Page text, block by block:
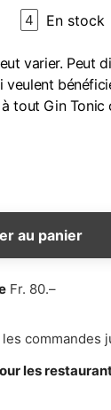
4 En stock
varier. Peut
tout Gin Tonic
au panier
Fr. 80.–
commandes
les